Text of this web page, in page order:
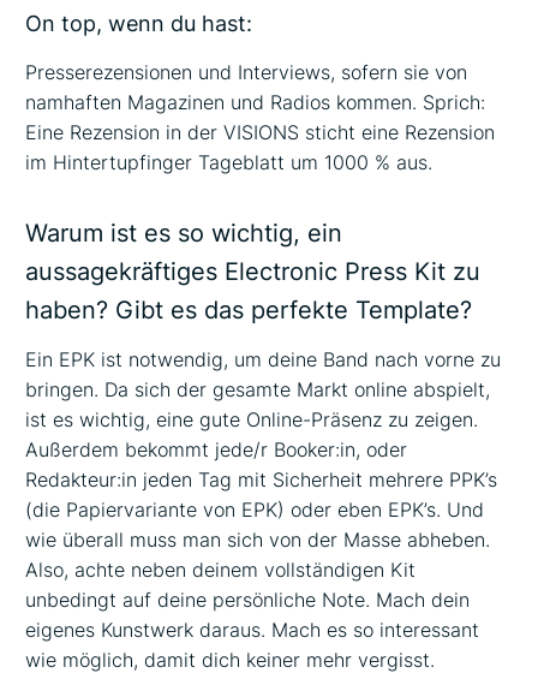
On top, wenn du hast:
Presserezensionen und Interviews, sofern sie von
namhaften Magazinen und Radios kommen. Sprich:
Eine Rezension in der VISIONS sticht eine Rezension
im Hintertupfinger Tageblatt um 1000 % aus.
Warum ist es so wichtig, ein
aussagekräftiges Electronic Press Kit zu
haben? Gibt es das perfekte Template?
Ein EPK ist notwendig, um deine Band nach vorne zu
bringen. Da sich der gesamte Markt online abspielt,
ist es wichtig, eine gute Online-Präsenz zu zeigen.
Außerdem bekommt jede/r Booker:in, oder
Redakteur:in jeden Tag mit Sicherheit mehrere PPK’s
(die Papiervariante von EPK) oder eben EPK’s. Und
wie überall muss man sich von der Masse abheben.
Also, achte neben deinem vollständigen Kit
unbedingt auf deine persönliche Note. Mach dein
eigenes Kunstwerk daraus. Mach es so interessant
wie möglich, damit dich keiner mehr vergisst.